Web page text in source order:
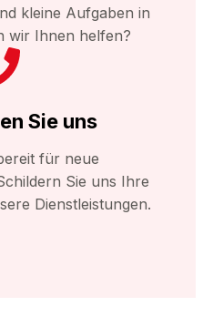
kleine Aufgaben in
wir Ihnen helfen?
Sie uns
für neue
Sie uns Ihre
Dienstleistungen.